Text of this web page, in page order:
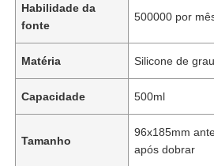
Habilidade da
fonte
500000 por
Matéria Silicone de
Capacidade 500ml
Tamanho
96x185mm
após dobrar